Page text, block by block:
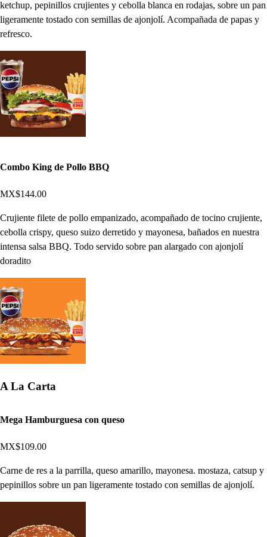
ketchup, pepinillos crujientes y cebolla blanca en rodajas, sobre un pan
ligeramente tostado con semillas de ajonjolí. Acompañada de papas y
refresco.
Combo King de Pollo BBQ
MX$144.00
Crujiente filete de pollo empanizado, acompañado de tocino crujiente,
cebolla crispy, queso suizo derretido y mayonesa, bañados en nuestra
intensa salsa BBQ. Todo servido sobre pan alargado con ajonjolí
doradito
A La Carta
Mega Hamburguesa con queso
MX$109.00
Carne de res a la parrilla, queso amarillo, mayonesa. mostaza, catsup y
pepinillos sobre un pan ligeramente tostado con semillas de ajonjolí.